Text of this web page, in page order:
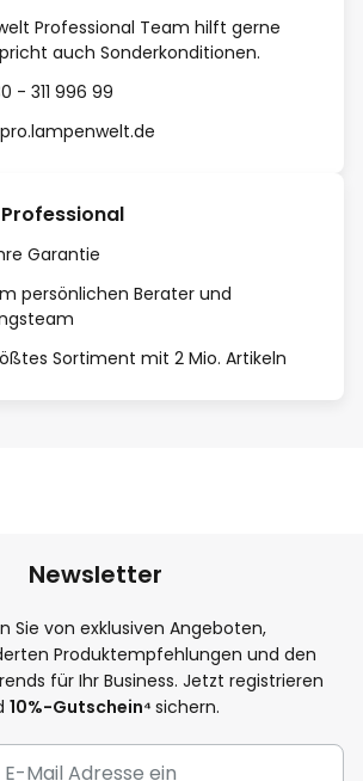
Professional Team hilft gerne
auch Sonderkonditionen.
- 311 996 99
Garantie
persönlichen Berater und
Sortiment mit 2 Mio. Artikeln
Newsletter
Sie von exklusiven Angeboten,
Produktempfehlungen und den
für Ihr Business. Jetzt registrieren
10%-Gutschein⁴ sichern.